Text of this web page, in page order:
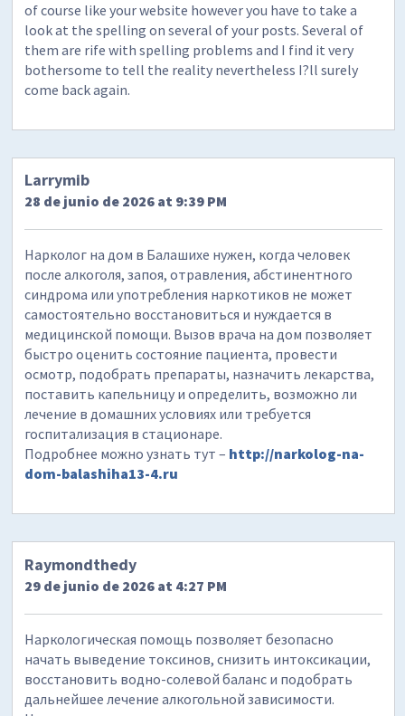
of course like your website however you have to take a
look at the spelling on several of your posts. Several of
them are rife with spelling problems and I find it very
bothersome to tell the reality nevertheless I?ll surely
come back again.
Larrymib
28 de junio de 2026 at 9:39 PM
Нарколог на дом в Балашихе нужен, когда человек
после алкоголя, запоя, отравления, абстинентного
синдрома или употребления наркотиков не может
самостоятельно восстановиться и нуждается в
медицинской помощи. Вызов врача на дом позволяет
быстро оценить состояние пациента, провести
осмотр, подобрать препараты, назначить лекарства,
поставить капельницу и определить, возможно ли
лечение в домашних условиях или требуется
госпитализация в стационаре.
Подробнее можно узнать тут – http://narkolog-na-
dom-balashiha13-4.ru
Raymondthedy
29 de junio de 2026 at 4:27 PM
Наркологическая помощь позволяет безопасно
начать выведение токсинов, снизить интоксикации,
восстановить водно-солевой баланс и подобрать
дальнейшее лечение алкогольной зависимости.